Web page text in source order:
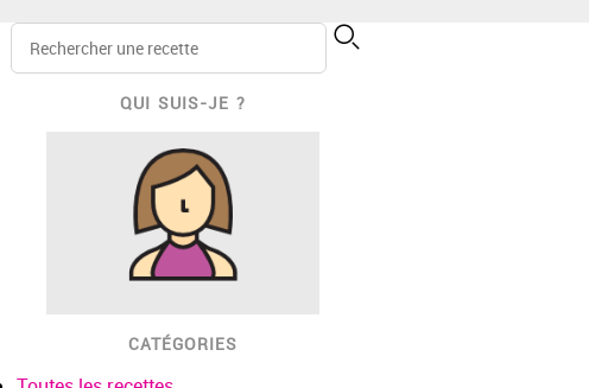
QUI SUIS-JE ?
CATÉGORIES